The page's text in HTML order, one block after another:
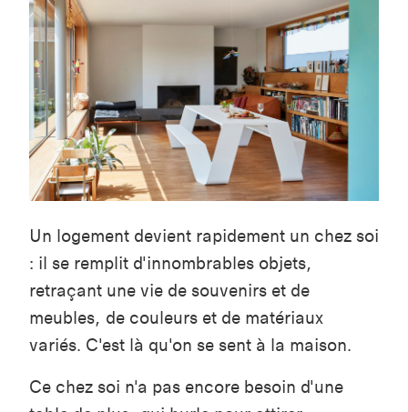
Un logement devient rapidement un chez soi
: il se remplit d'innombrables objets,
retraçant une vie de souvenirs et de
meubles, de couleurs et de matériaux
variés. C'est là qu'on se sent à la maison.
Ce chez soi n'a pas encore besoin d'une